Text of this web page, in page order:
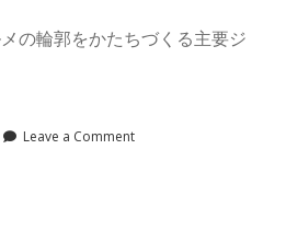
の輪郭をかたちづくる主要ジ
Leave a Comment